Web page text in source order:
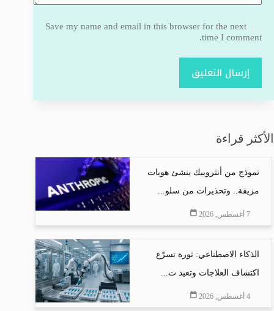
Save my name and email in this browser for the next
time I comment.
إرسال التعليق
الأكثر قراءة
نموذج من أنثروبيك ينشئ هويات
مزيفة.. وتحذيرات من سلو...
7 أغسطس, 2026
الذكاء الاصطناعي: ثورة تسرّع
اكتشاف العلاجات وتعيد ت...
4 أغسطس, 2026